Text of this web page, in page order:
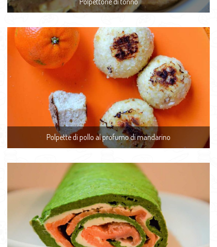
Polpette di pollo al profumo di mandarino